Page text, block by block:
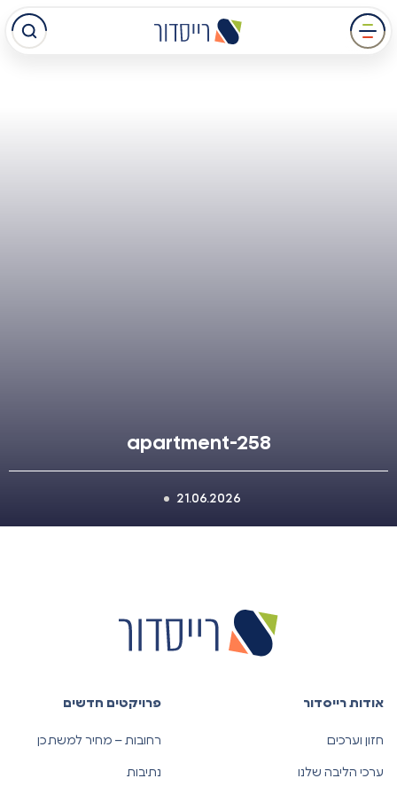
מעבר
לתוכן
apartment-258
21.06.2026
אודות רייסדור
חזון וערכים
ערכי הליבה שלנו
פרויקטים חדשים
רחובות – מחיר למשתכן
נתיבות